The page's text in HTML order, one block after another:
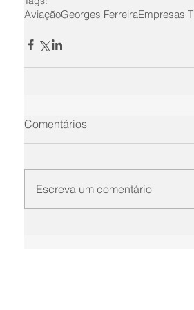
AviaçãoGeorges FerreiraEmpresas
Comentários
Escreva um comentário